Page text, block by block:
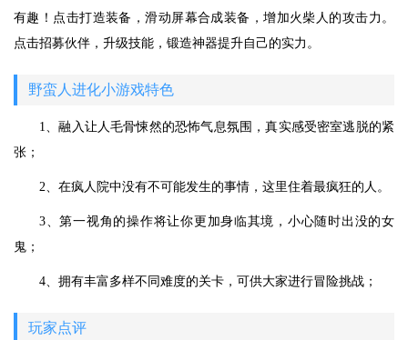
有趣！点击打造装备，滑动屏幕合成装备，增加火柴人的攻击力。
点击招募伙伴，升级技能，锻造神器提升自己的实力。
野蛮人进化小游戏特色
1、融入让人毛骨悚然的恐怖气息氛围，真实感受密室逃脱的紧
张；
2、在疯人院中没有不可能发生的事情，这里住着最疯狂的人。
3、第一视角的操作将让你更加身临其境，小心随时出没的女
鬼；
4、拥有丰富多样不同难度的关卡，可供大家进行冒险挑战；
玩家点评